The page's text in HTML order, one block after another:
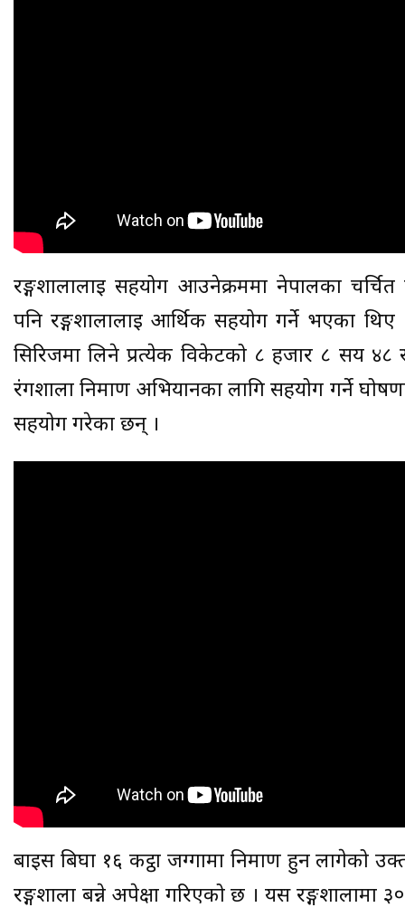
रङ्गशालालाई सहयोग आउनेक्रममा नेपालका
पनि रङ्गशालालाई आर्थिक सहयोग गर्ने भएका
सिरिजमा लिने प्रत्येक विकेटको ८ हजार ८ सय ४८
रंगशाला निर्माण अभियानका लागि सहयोग गर्ने
सहयोग गरेका छन् ।
बाइस बिघा १६ कट्ठा जग्गामा निर्माण हुन लागेको
रङ्गशाला बन्ने अपेक्षा गरिएको छ । यस